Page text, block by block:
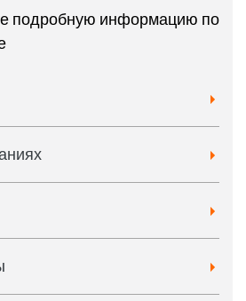
подробную информацию по